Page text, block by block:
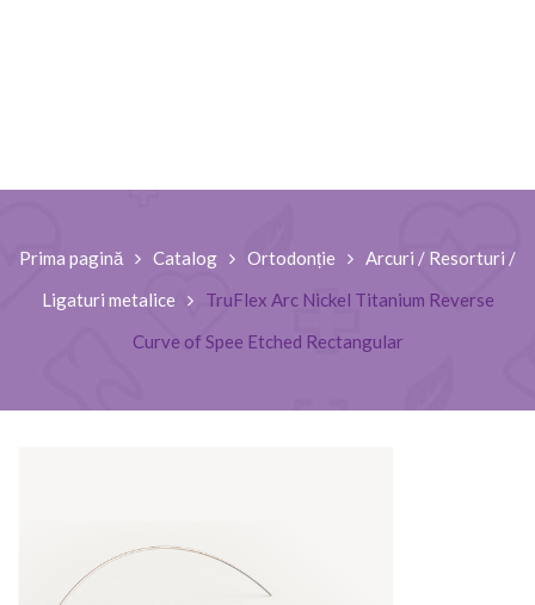
Prima pagină Catalog Ortodonție
Arcuri / Resorturi /
Ligaturi metalice
TruFlex Arc Nickel Titanium Reverse
Curve of Spee Etched Rectangular